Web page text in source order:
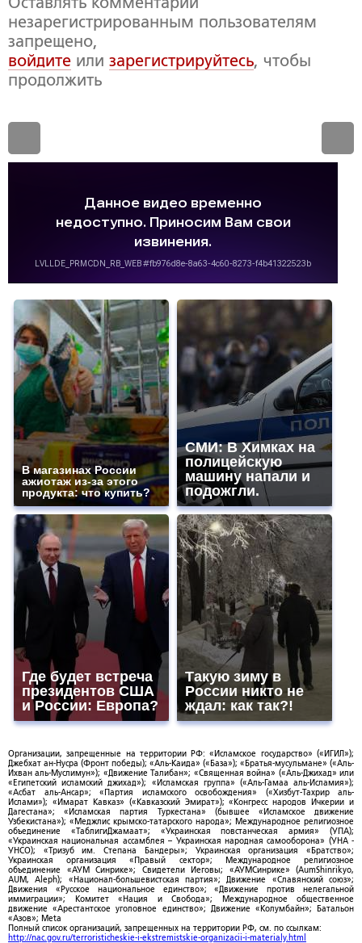
незарегистрированным пользователям
запрещено,
войдите или зарегистрируйтесь, чтобы
продолжить
В магазинах России
ажиотаж из-за этого
продукта: что купить?
СМИ: В Химках на
полицейскую
машину напали и
подожгли.
Где будет встреча
президентов США
и России: Европа?
Такую зиму в
России никто не
ждал: как так?!
Организации, запрещенные на территории РФ: «Исламское государство» («ИГИЛ»);
Джебхат ан-Нусра (Фронт победы); «Аль-Каида» («База»); «Братья-мусульмане» («Аль-
Ихван аль-Муслимун»); «Движение Талибан»; «Священная война» («Аль-Джихад» или
«Египетский исламский джихад»); «Исламская группа» («Аль-Гамаа аль-Исламия»);
«Асбат аль-Ансар»; «Партия исламского освобождения» («Хизбут-Тахрир аль-
Ислами»); «Имарат Кавказ» («Кавказский Эмират»); «Конгресс народов Ичкерии и
Дагестана»; «Исламская партия Туркестана» (бывшее «Исламское движение
Узбекистана»); «Меджлис крымско-татарского народа»; Международное религиозное
объединение «ТаблигиДжамаат»; «Украинская повстанческая армия» (УПА);
«Украинская национальная ассамблея – Украинская народная самооборона» (УНА -
УНСО); «Тризуб им. Степана Бандеры»; Украинская организация «Братство»;
Украинская организация «Правый сектор»; Международное религиозное
объединение «АУМ Синрике»; Свидетели Иеговы; «АУМСинрике» (AumShinrikyo,
AUM, Aleph); «Национал-большевистская партия»; Движение «Славянский союз»;
Движения «Русское национальное единство»; «Движение против нелегальной
иммиграции»; Комитет «Нация и Свобода»; Международное общественное
движение «Арестантское уголовное единство»; Движение «Колумбайн»; Батальон
«Азов»; Meta
Полный список организаций, запрещенных на территории РФ, см. по ссылкам:
http://nac.gov.ru/terroristicheskie-i-ekstremistskie-organizacii-i-materialy.html